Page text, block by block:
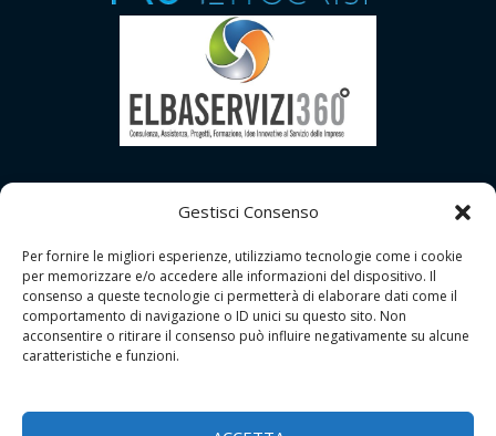
Gestisci Consenso
Per fornire le migliori esperienze, utilizziamo tecnologie come i cookie
per memorizzare e/o accedere alle informazioni del dispositivo. Il
consenso a queste tecnologie ci permetterà di elaborare dati come il
comportamento di navigazione o ID unici su questo sito. Non
acconsentire o ritirare il consenso può influire negativamente su alcune
caratteristiche e funzioni.